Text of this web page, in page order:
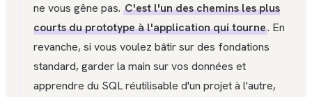
ne vous gêne pas. C'est l'un des chemins les plus
courts du prototype à l'application qui tourne. En
revanche, si vous voulez bâtir sur des fondations
standard, garder la main sur vos données et
apprendre du SQL réutilisable d'un projet à l'autre,